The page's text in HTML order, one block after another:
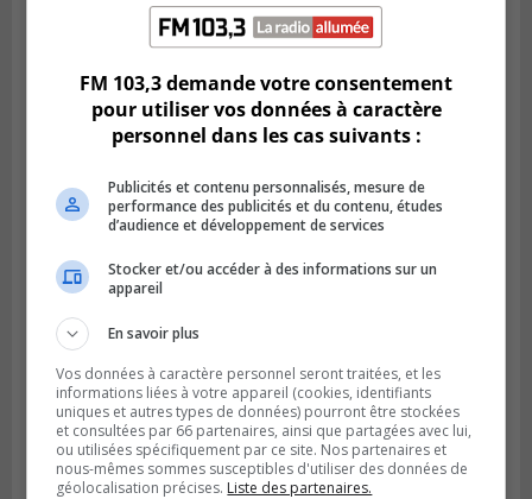
Climat Québec dévoile deux candidats
pour l’Agglomération
Longueuil conclue un contrat pour
valoriser des cendres d’incinération
FM 103,3 demande votre consentement
pour utiliser vos données à caractère
personnel dans les cas suivants :
Publicités et contenu personnalisés, mesure de
performance des publicités et du contenu, études
d’audience et développement de services
Stocker et/ou accéder à des informations sur un
appareil
En savoir plus
Vos données à caractère personnel seront traitées, et les
informations liées à votre appareil (cookies, identifiants
uniques et autres types de données) pourront être stockées
et consultées par 66 partenaires, ainsi que partagées avec lui,
ou utilisées spécifiquement par ce site. Nos partenaires et
nous-mêmes sommes susceptibles d'utiliser des données de
géolocalisation précises. Liste des partenaires.